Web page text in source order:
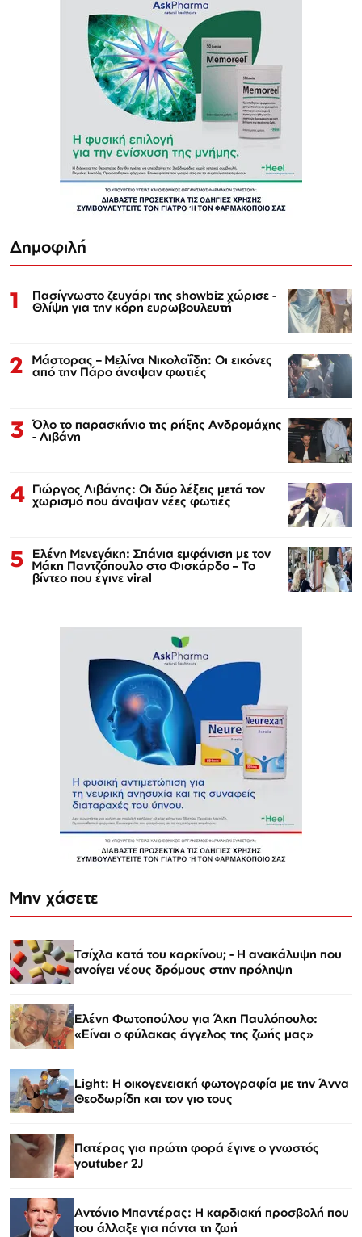
Δημοφιλή
1 Πασίγνωστο ζευγάρι της showbiz χώρισε -
Θλίψη για την κόρη ευρωβουλευτή
2 Μάστορας – Μελίνα Νικολαΐδη: Οι εικόνες
από την Πάρο άναψαν φωτιές
3 Όλο το παρασκήνιο της ρήξης Ανδρομάχης
- Λιβάνη
4 Γιώργος Λιβάνης: Οι δύο λέξεις μετά τον
χωρισμό που άναψαν νέες φωτιές
5 Ελένη Μενεγάκη: Σπάνια εμφάνιση με τον
Μάκη Παντζόπουλο στο Φισκάρδο – Το
βίντεο που έγινε viral
Μην χάσετε
Τσίχλα κατά του καρκίνου; - Η ανακάλυψη που
ανοίγει νέους δρόμους στην πρόληψη
Ελένη Φωτοπούλου για Άκη Παυλόπουλο:
«Είναι ο φύλακας άγγελος της ζωής μας»
Light: Η οικογενειακή φωτογραφία με την Άννα
Θεοδωρίδη και τον γιο τους
Πατέρας για πρώτη φορά έγινε ο γνωστός
youtuber 2J
Αντόνιο Μπαντέρας: Η καρδιακή προσβολή που
του άλλαξε για πάντα τη ζωή